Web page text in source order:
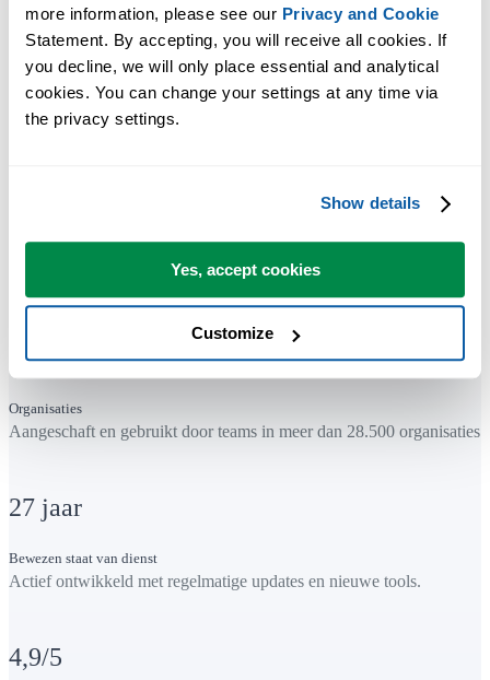
more information, please see our Privacy and Cookie
Statement. By accepting, you will receive all cookies. If
you decline, we will only place essential and analytical
cookies. You can change your settings at any time via
the privacy settings.
Show details
Yes, accept cookies
Customize
Consistente en voorspelbare resultaten
28.500+
Organisaties
Aangeschaft en gebruikt door teams in meer dan 28.500 organisaties.
27 jaar
Bewezen staat van dienst
Actief ontwikkeld met regelmatige updates en nieuwe tools.
4,9/5